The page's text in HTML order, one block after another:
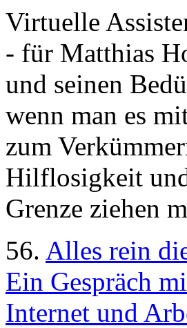
Virtuelle
- für Matthias
und seinen
wenn man es
zum
Hilflosigkeit
Grenze ziehen
56. Alles rein
Ein Gespräch
Internet und